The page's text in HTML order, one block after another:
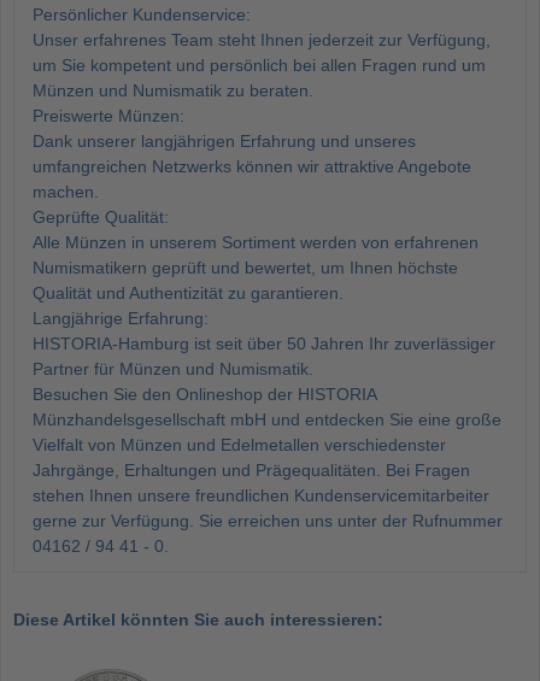
Persönlicher Kundenservice:
Unser erfahrenes Team steht Ihnen jederzeit zur Verfügung,
um Sie kompetent und persönlich bei allen Fragen rund um
Münzen und Numismatik zu beraten.
Preiswerte Münzen:
Dank unserer langjährigen Erfahrung und unseres
umfangreichen Netzwerks können wir attraktive Angebote
machen.
Geprüfte Qualität:
Alle Münzen in unserem Sortiment werden von erfahrenen
Numismatikern geprüft und bewertet, um Ihnen höchste
Qualität und Authentizität zu garantieren.
Langjährige Erfahrung:
HISTORIA-Hamburg ist seit über 50 Jahren Ihr zuverlässiger
Partner für Münzen und Numismatik.
Besuchen Sie den Onlineshop der HISTORIA
Münzhandelsgesellschaft mbH und entdecken Sie eine große
Vielfalt von Münzen und Edelmetallen verschiedenster
Jahrgänge, Erhaltungen und Prägequalitäten. Bei Fragen
stehen Ihnen unsere freundlichen Kundenservicemitarbeiter
gerne zur Verfügung. Sie erreichen uns unter der Rufnummer
04162 / 94 41 - 0.
Diese Artikel könnten Sie auch interessieren: